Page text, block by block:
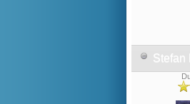
Stefan